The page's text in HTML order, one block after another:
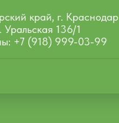
край, г. Краснодар
Уральская 136/1
+7 (918) 999-03-99